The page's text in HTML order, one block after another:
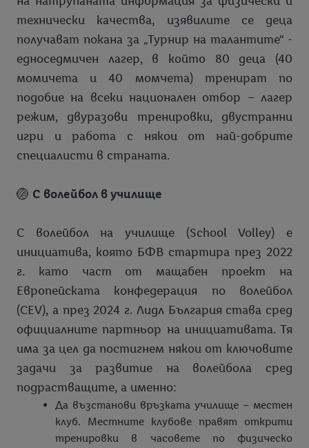
технически качества, изявилите се деца
получават покана за „Турнир на талантите“ -
едноседмичен лагер, в който 80 деца (40
момичета и 40 момчета) тренират по
подобие на всеки национален отбор – лагер
режим, двуразови тренировки, двустранни
игри и работа с някои от най-добрите
специалисти в страната.
🏐 С волейбол в училище
С волейбол на училище (School Volley) е
инициатива, която БФВ стартира през 2022
г. като част от мащабен проект на
Европейската конфедерация по волейбол
(CEV), а през 2024 г. Лидл България става сред
официалните партньор на инициативата. Тя
има за цел да постигнем някои от ключовите
задачи за развитие на волейбола сред
подрастващите, а именно:
Да възстанови връзката училище – местен
клуб. Местните клубове правят открити
тренировки в часовете по физическо